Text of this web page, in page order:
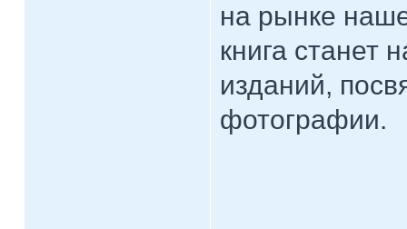
на рынке
книга станет
изданий,
фотографии.